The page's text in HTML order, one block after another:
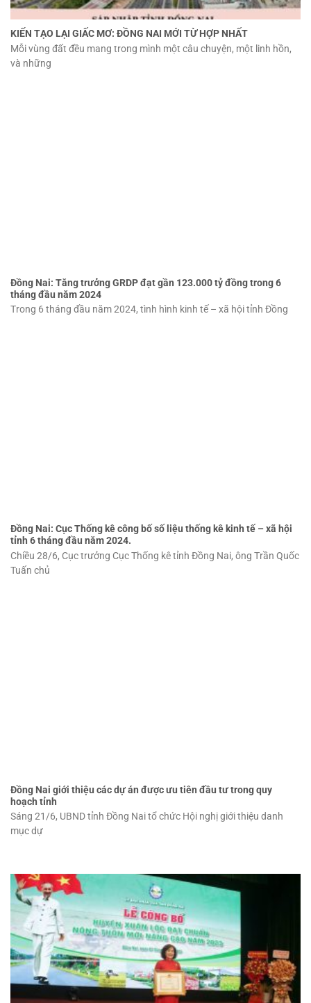
KIẾN TẠO LẠI GIẤC MƠ: ĐỒNG NAI MỚI TỪ HỢP NHẤT
Mỗi vùng đất đều mang trong mình một câu chuyện, một linh hồn,
và những
Đồng Nai: Tăng trưởng GRDP đạt gần 123.000 tỷ đồng trong 6
tháng đầu năm 2024
Trong 6 tháng đầu năm 2024, tình hình kinh tế – xã hội tỉnh Đồng
Đồng Nai: Cục Thống kê công bố số liệu thống kê kinh tế – xã hội
tỉnh 6 tháng đầu năm 2024.
Chiều 28/6, Cục trưởng Cục Thống kê tỉnh Đồng Nai, ông Trần Quốc
Tuấn chủ
Đồng Nai giới thiệu các dự án được ưu tiên đầu tư trong quy
hoạch tỉnh
Sáng 21/6, UBND tỉnh Đồng Nai tổ chức Hội nghị giới thiệu danh
mục dự